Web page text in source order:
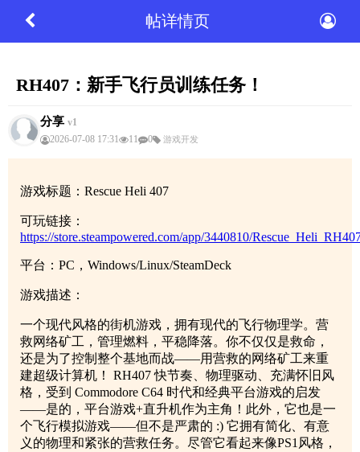
帖详情页
RH407：新手飞行员训练任务！
分享 v1
2026-07-08 17:31
11 0 游戏开发
游戏标题：Rescue Heli 407
可玩链接：
https://store.steampowered.com/app/3440810/
平台：PC，Windows/Linux/SteamDeck
游戏描述：
一个现代风格的街机游戏，拥有现代的飞行物理学。营
救网络矿工，管理燃料，平稳降落。你不仅仅是救命，
还是为了控制整个基地而战——用营救的网络矿工来重
建超级计算机！ RH407 快节奏、物理驱动、充满怀旧风
格，受到 Commodore C64 时代和经典平台游戏的启发
——是的，平台游戏+直升机作为主角！此外，它也是一
个飞行模拟游戏——但不是严肃的 :) 它拥有简化、有意
义的物理和紧张的营救任务。尽管它看起来像PS1风格，